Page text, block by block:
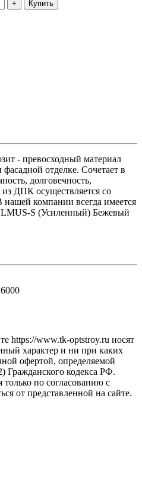
Купить
- превосходный материал
отделке. Сочетает в
долговечность,
ДПК осуществляется со
компании всегда имеется
S (Усиленный) Бежевый
https://www.tk-optstroy.ru носят
характер и ни при каких
офертой, определяемой
Гражданского кодекса РФ.
только по согласованию с
от представленной на сайте.